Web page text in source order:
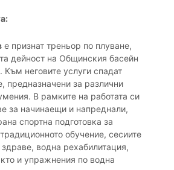
е признат треньор по плуване,
дейност на Общинския басейн
неговите услуги спадат
предназначени за различни
В рамките на работата си
за начинаещи и напреднали,
спортна подготовка за
обучение, сесиите
водна рехабилитация,
и упражнения по водна